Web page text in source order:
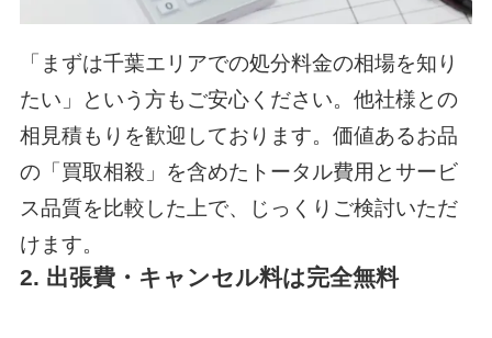
「まずは千葉エリアでの処分料金の相場を知り
たい」という方もご安心ください。他社様との
相見積もりを歓迎しております。価値あるお品
の「買取相殺」を含めたトータル費用とサービ
ス品質を比較した上で、じっくりご検討いただ
けます。
2. 出張費・キャンセル料は完全無料